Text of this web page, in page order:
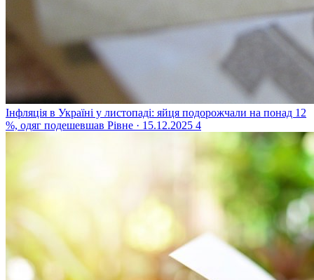
Інфляція в Україні у листопаді: яйця подорожчали на понад 12
%, одяг подешевшав Рівне · 15.12.2025 4